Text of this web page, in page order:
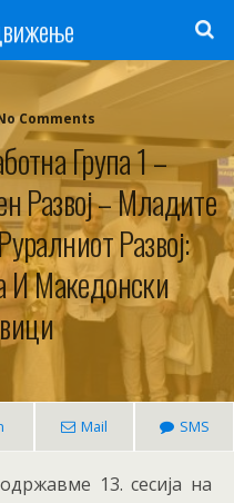
Comments
Група 1 –
Развој – Младите
Развој:
И Македонски
Mail SMS
13. сесија на